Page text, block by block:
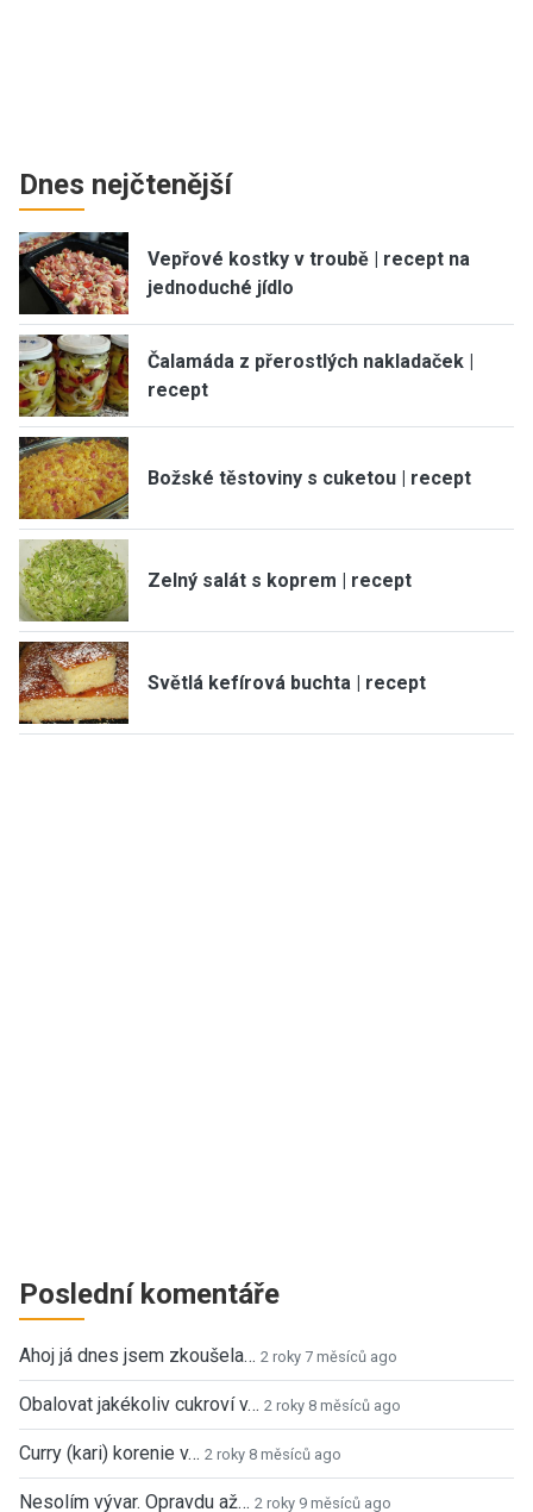
Dnes nejčtenější
Vepřové kostky v troubě | recept na
jednoduché jídlo
Čalamáda z přerostlých nakladaček |
recept
Božské těstoviny s cuketou | recept
Zelný salát s koprem | recept
Světlá kefírová buchta | recept
Poslední komentáře
Ahoj já dnes jsem zkoušela… 2 roky 7 měsíců ago
Obalovat jakékoliv cukroví v… 2 roky 8 měsíců ago
Curry (kari) korenie v… 2 roky 8 měsíců ago
Nesolím vývar. Opravdu až… 2 roky 9 měsíců ago